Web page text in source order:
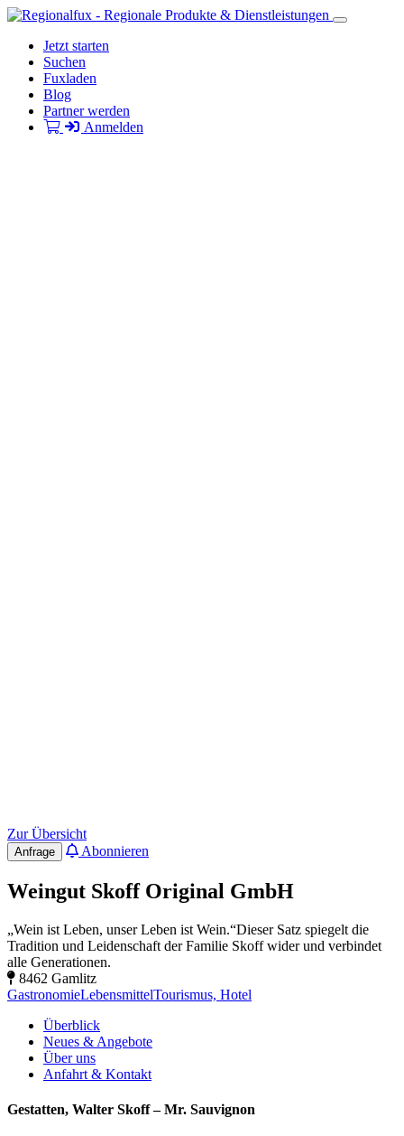
Jetzt starten
Suchen
Fuxladen
Blog
Partner werden
Anmelden
Zur Übersicht
Anfrage Abonnieren
Weingut Skoff Original GmbH
„Wein ist Leben, unser Leben ist Wein.“Dieser Satz spiegelt die
Tradition und Leidenschaft der Familie Skoff wider und verbindet
alle Generationen.
8462 Gamlitz
GastronomieLebensmittelTourismus, Hotel
Überblick
Neues & Angebote
Über uns
Anfahrt & Kontakt
Gestatten, Walter Skoff – Mr. Sauvignon